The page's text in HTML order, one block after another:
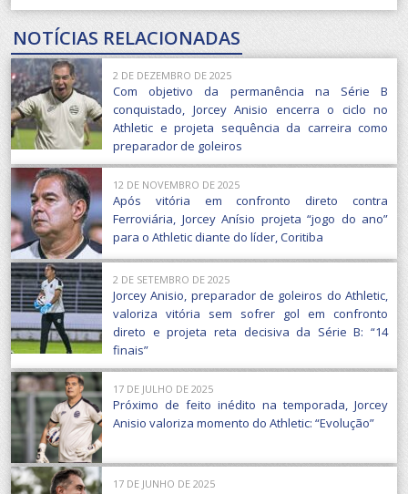
NOTÍCIAS RELACIONADAS
2 DE DEZEMBRO DE 2025
Com objetivo da permanência na Série B
conquistado, Jorcey Anisio encerra o ciclo no
Athletic e projeta sequência da carreira como
preparador de goleiros
12 DE NOVEMBRO DE 2025
Após vitória em confronto direto contra
Ferroviária, Jorcey Anísio projeta “jogo do ano”
para o Athletic diante do líder, Coritiba
2 DE SETEMBRO DE 2025
Jorcey Anisio, preparador de goleiros do Athletic,
valoriza vitória sem sofrer gol em confronto
direto e projeta reta decisiva da Série B: “14
finais”
17 DE JULHO DE 2025
Próximo de feito inédito na temporada, Jorcey
Anisio valoriza momento do Athletic: “Evolução”
17 DE JUNHO DE 2025